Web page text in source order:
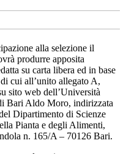
alla selezione il
produrre apposita
su carta libera ed in base
cui all’unito allegato A,
sito web dell’Università
Bari Aldo Moro, indirizzata
Dipartimento di Scienze
Pianta e degli Alimenti,
n. 165/A – 70126 Bari.